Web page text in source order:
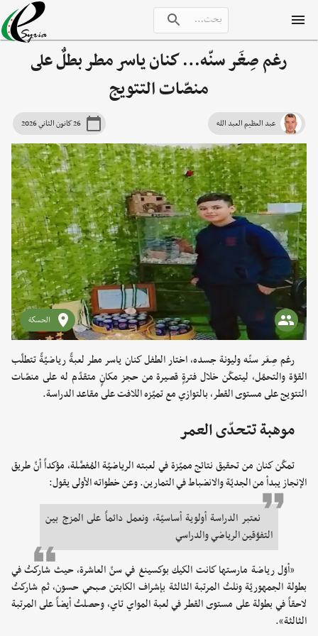
رغم صِغَر سنّه… كنان ياسر مطر بطلٌ على
منصّات التتويج
عبد العظيم العبد الله 26 كانون الثاني 2026
الحسكة
رغم صِغَر سنّه وليونة جسده، اختار الطفل كنان ياسر مطر لعبةً رياضيّةً تتطلّب
القوّة والتحمّل، ليتمكّن خلال فترةٍ قصيرة من حجز مكانٍ متقدّم له على منصّات
التتويج على مستوى القطر، بالتوازي مع تميّزه اللافت على مقاعد الدراسة.
موهبة تتحدّى العمر
تمكّن كنان من تحقيق نتائج مميّزة في لعبته الرياضيّة المُفضّلة، مؤكداً أنّ طريق
الإنجاز يبدأ من الجديّة والانضباط في التمارين. وعن خطواته الأولى يقول:
نعتبر الدراسة أولوية أساسيّة، ونعمل دائماً على المزج بين
التفوّقين الرياضي والدراسي
«أوّل رياضة مارستها كانت الكيك بوكسينغ في سنّ العاشرة، حيث شاركتُ في
بطولة الجمهوريّة ونلتُ المرتبة الثالثة بإشراف الكابتن صبحي حسون، ثم شاركتُ
لاحقاً في بطولة على مستوى القطر في لعبة المواي تاي، وحصلتُ أيضاً على المرتبة
الثالثة».